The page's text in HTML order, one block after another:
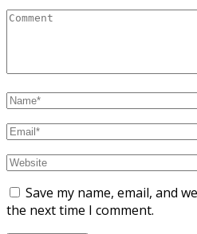
Save my name, email, and
the next time I comment.